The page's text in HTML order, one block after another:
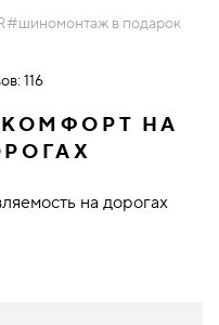
#шиномонтаж в подарок
116
НА
на дорогах